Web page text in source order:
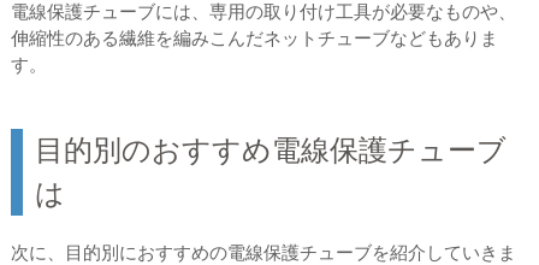
電線保護チューブには、専用の取り付け工具が必要なものや、
伸縮性のある繊維を編みこんだネットチューブなどもありま
す。
目的別のおすすめ電線保護チューブ
は
次に、目的別におすすめの電線保護チューブを紹介していきま